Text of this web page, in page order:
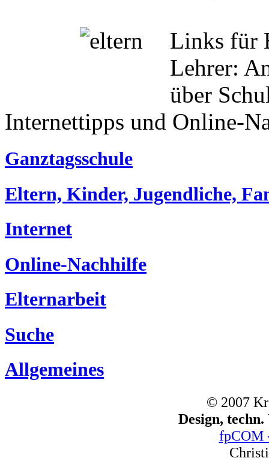
Links für
Lehrer:
über
Internettipps und Online-
Ganztagsschule
Eltern, Kinder, Jugendliche,
Internet
Online-Nachhilfe
Elternarbeit
Suche
Allgemeines
© 2007
Design,
fpCOM